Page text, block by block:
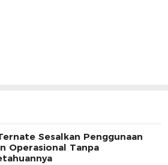
Sesalkan Penggunaan
Operasional Tanpa